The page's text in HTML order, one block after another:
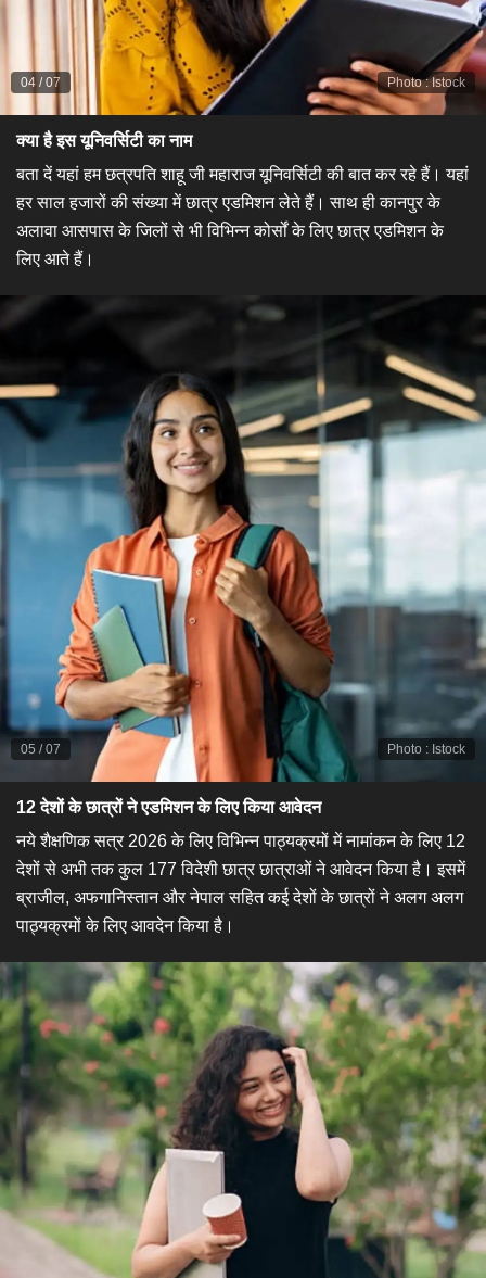
Photo: Istock
04 /07
क्या है इस यूनिवर्सिटी का नाम
बता दें यहां हम छत्रपति शाहू जी महाराज यूनिवर्सिटी की बात कर रहे हैं। यहां
हर साल हजारों की संख्या में छात्र एडमिशन लेते हैं। साथ ही कानपुर के
अलावा आसपास के जिलों से भी विभिन्न कोर्सों के लिए छात्र एडमिशन के
लिए आते हैं।
Photo : Istock
05 /07
12 देशों के छात्रों ने एडमिशन के लिए किया आवेदन
नये शैक्षणिक सत्र 2026 के लिए विभिन्न पाठ्यक्रमों में नामांकन के लिए 12
देशों से अभी तक कुल 177 विदेशी छात्र छात्राओं ने आवेदन किया है। इसमें
ब्राजील, अफगानिस्तान और नेपाल सहित कई देशों के छात्रों ने अलग अलग
पाठ्यक्रमों के लिए आवदेन किया है।